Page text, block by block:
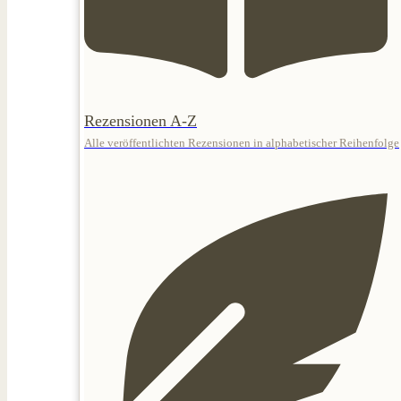
Rezensionen A-Z
Alle veröffentlichten Rezensionen in alphabetischer Reihenfolge